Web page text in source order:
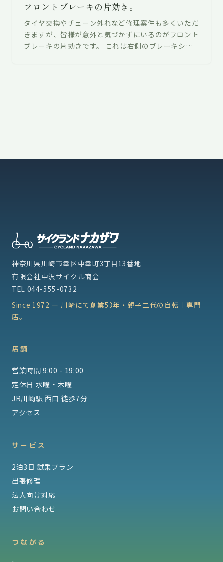
フロントブレーキの片効き。
タイヤ交換やチェーン外れなど修理案件も多くいただ
きますが、皆様が意外と気づかずにいるのがフロント
ブレーキの片効きです。 これは右側のブレーキシュ
神奈川県川崎市幸区中幸町3丁目13番地
有限会社中沢サイクル商会
TEL 044-555-0732
Since 1972 — 川崎にて創業53年・親子二代の自転車専門
店。
店舗
営業時間 9:00 - 19:00
定休日 水曜・木曜
JR川崎駅 西口 徒歩7分
アクセス
サービス
2泊3日 試乗プラン
出張修理
法人向け対応
お問い合わせ
つながる